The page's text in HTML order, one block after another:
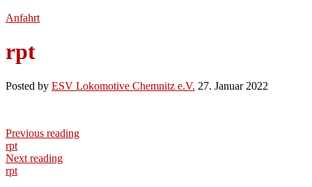
Anfahrt
rpt
Posted by ESV Lokomotive Chemnitz e.V. 27. Januar 2022
Previous reading
rpt
Next reading
rpt